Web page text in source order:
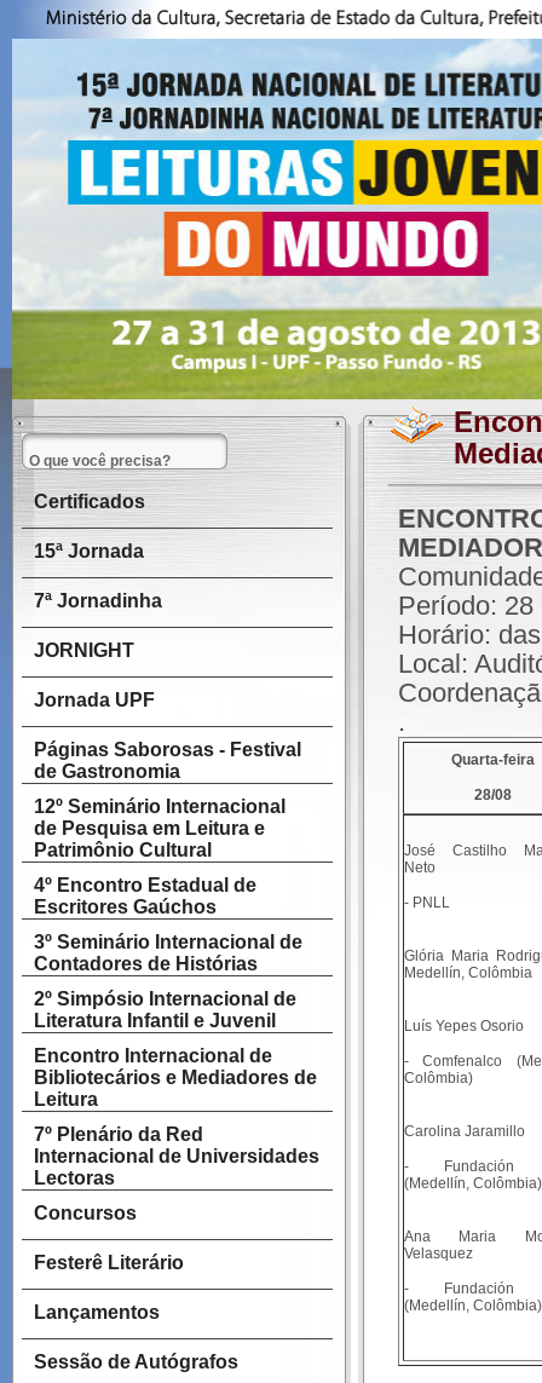
Certificados
15ª Jornada
7ª Jornadinha
JORNIGHT
Jornada UPF
Páginas Saborosas - Festival
de Gastronomia
12º Seminário Internacional
de Pesquisa em Leitura e
Patrimônio Cultural
4º Encontro Estadual de
Escritores Gaúchos
3º Seminário Internacional de
Contadores de Histórias
2º Simpósio Internacional de
Literatura Infantil e Juvenil
Encontro Internacional de
Bibliotecários e Mediadores de
Leitura
7º Plenário da Red
Internacional de Universidades
Lectoras
Concursos
Festerê Literário
Lançamentos
Sessão de Autógrafos
Período: 28
Horário:
Local:
.
Quarta-feira
28/08
José Castilho
Neto
- PNLL
Glória Maria
Medellín, Colômbia
Luís Yepes Osorio
- Comfenalco
Colômbia)
Carolina Jaramillo
- Fundación
(Medellín, Colômbia)
Ana Maria
Velasquez
- Fundación
(Medellín, Colômbia)